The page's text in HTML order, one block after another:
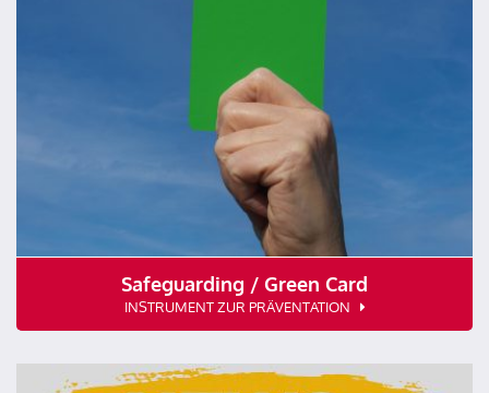
Safeguarding / Green Card
INSTRUMENT ZUR PRÄVENTATION